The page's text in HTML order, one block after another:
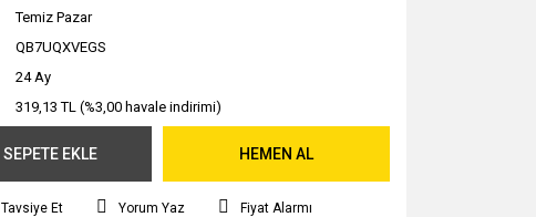
Temiz Pazar
QB7UQXVEGS
24 Ay
319,13 TL (%3,00 havale indirimi)
SEPETE EKLE HEMEN AL
Tavsiye Et Yorum Yaz Fiyat Alarmı